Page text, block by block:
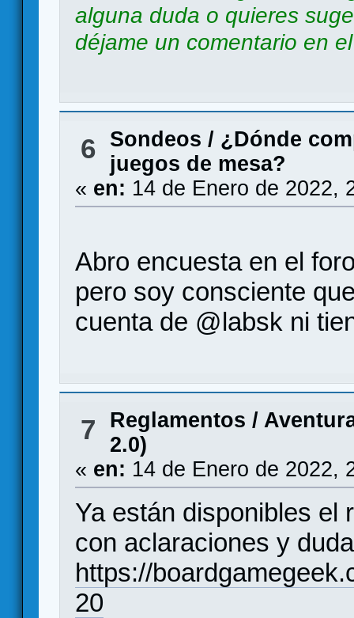
alguna duda o quieres
déjame un comentario en
6 Sondeos / ¿Dónde
juegos de mesa?
« en: 14 de Enero de 2022,
Abro encuesta en el
pero soy consciente
cuenta de @labsk ni
7 Reglamentos /
2.0)
« en: 14 de Enero de 2022,
Ya están disponibles el
con aclaraciones y
https://
20